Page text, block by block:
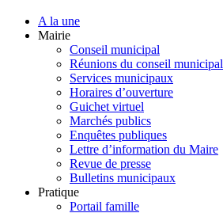
A la une
Mairie
Conseil municipal
Réunions du conseil municipal
Services municipaux
Horaires d’ouverture
Guichet virtuel
Marchés publics
Enquêtes publiques
Lettre d’information du Maire
Revue de presse
Bulletins municipaux
Pratique
Portail famille